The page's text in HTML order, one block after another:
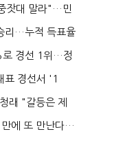
잣대 말라"…민
리…누적 득표율
경선 1위…정
표 경선서 '1
래 "갈등은 제
에 또 만난다…